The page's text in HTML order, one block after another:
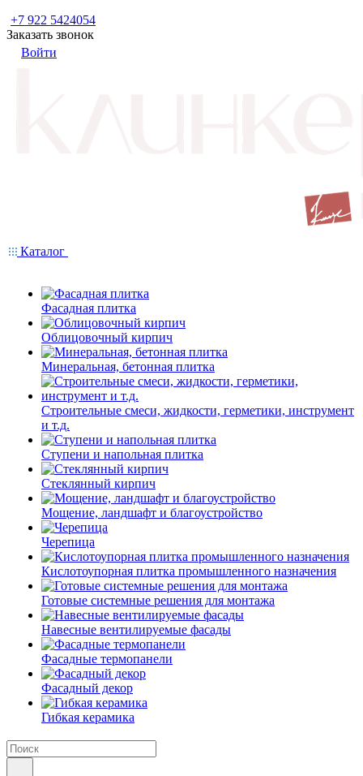
+7 922 5424054
Заказать звонок
Войти
Каталог
Фасадная плитка
Облицовочный кирпич
Минеральная, бетонная плитка
Строительные смеси, жидкости, герметики, инструмент
и т.д.
Ступени и напольная плитка
Cтеклянный кирпич
Мощение, ландшафт и благоустройство
Черепица
Кислотоупорная плитка промышленного назначения
Готовые системные решения для монтажа
Навесные вентилируемые фасады
Фасадные термопанели
Фасадный декор
Гибкая керамика